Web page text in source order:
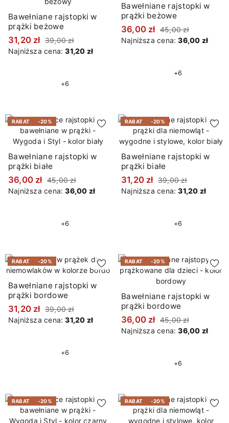
Bawełniane rajstopki w
prążki beżowe
31,20 zł 39,00 zł
Najniższa cena:31,20 zł
+6
Bawełniane rajstopki w
prążki beżowe
36,00 zł 45,00 zł
Najniższa cena:36,00 zł
+6
RABAT -20%
Bawełniane rajstopki w
prążki białe
36,00 zł 45,00 zł
Najniższa cena:36,00 zł
+6
RABAT -20%
Bawełniane rajstopki w
prążki białe
31,20 zł 39,00 zł
Najniższa cena:31,20 zł
+6
RABAT -20%
Bawełniane rajstopki w
prążki bordowe
31,20 zł 39,00 zł
Najniższa cena:31,20 zł
+6
RABAT -20%
Bawełniane rajstopki w
prążki bordowe
36,00 zł 45,00 zł
Najniższa cena:36,00 zł
+6
RABAT -20% RABAT -20%